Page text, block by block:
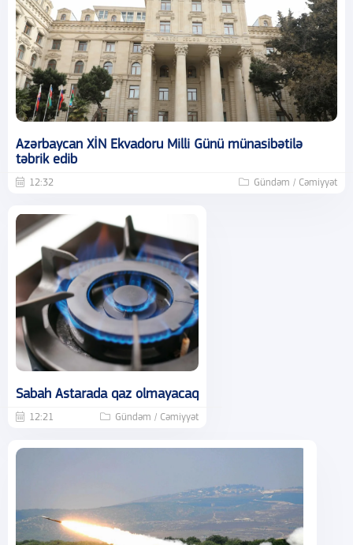
Azərbaycan XİN Ekvadoru Milli Günü münasibətilə
təbrik edib
12:32 Gündəm / Cəmiyyət
Sabah Astarada qaz olmayacaq
12:21 Gündəm / Cəmiyyət